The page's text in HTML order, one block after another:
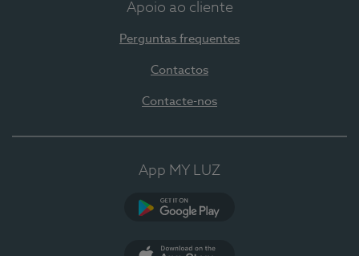
Apoio ao cliente
Perguntas frequentes
Contactos
Contacte-nos
App MY LUZ